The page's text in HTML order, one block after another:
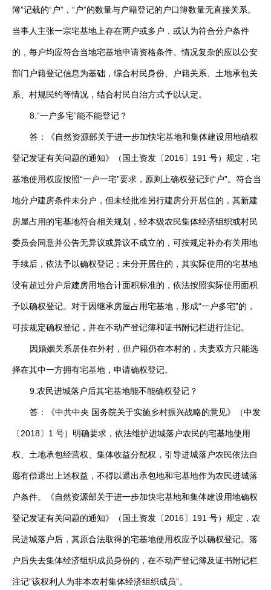
簿”记载的“户”，“户”的数量与户籍登记的户口簿数量无直接关系。
当事人主张一宗宅基地上存在两户或多户，或认为符合分户条件
的，每户均应符合当地宅基地申请资格条件。情况复杂的应以公安
部门户籍登记信息为基础，综合村民身份、户籍关系、土地承包关
系、村规民约等情况，结合村民自治方式予以认定。
8.“一户多宅”能不能登记？
答：《自然资源部关于进一步加快宅基地和集体建设用地确权
登记发证有关问题的通知》（国土资发〔2016〕191 号）规定，宅
基地使用权应按照“一户一宅”要求，原则上确权登记到“户”。符合当
地分户建房条件未分户，但未经批准另行建房分开居住的，其新建
房屋占用的宅基地符合相关规划，经本级农民集体经济组织或村民
委员会同意并公告无异议或异议不成立的，可按规定补办有关用地
手续后，依法予以确权登记；未分开居住的，其实际使用的宅基地
没有超过分户后建房用地合计面积标准的，依法按照实际使用面积
予以确权登记。对于因继承房屋占用宅基地，形成“一户多宅”的，
可按规定确权登记，并在不动产登记簿和证书附记栏进行注记。
因婚姻关系居住在外村，但户籍仍在本村的，夫妻双方只能选
择在其中一方拥有宅基地，申请确权登记。
9.农民进城落户后其宅基地能不能确权登记？
答：《中共中央 国务院关于实施乡村振兴战略的意见》（中发
〔2018〕1 号）明确要求，依法维护进城落户农民的宅基地使用
权、土地承包经营权、集体收益分配权，引导进城落户农民依法自
愿有偿退出上述权益，不得以退出承包地和宅基地作为农民进城落
户条件。《自然资源部关于进一步加快宅基地和集体建设用地确权
登记发证有关问题的通知》（国土资发〔2016〕191 号）规定，农
民进城落户后，其原合法取得的宅基地使用权应予以确权登记。落
户后失去集体经济组织成员身份的，在不动产登记簿及证书附记栏
注记“该权利人为非本农村集体经济组织成员”。